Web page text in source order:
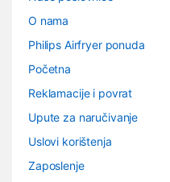
O nama
Philips Airfryer ponuda
Početna
Reklamacije i povrat
Upute za naručivanje
Uslovi korištenja
Zaposlenje